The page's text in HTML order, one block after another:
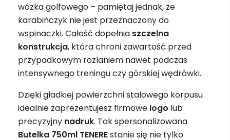
wózka golfowego – pamiętaj jednak, że
karabińczyk nie jest przeznaczony do
wspinaczki. Całość dopełnia szczelna
konstrukcja, która chroni zawartość przed
przypadkowym rozlaniem nawet podczas
intensywnego treningu czy górskiej wędrówki.
Dzięki gładkiej powierzchni stalowego korpusu
idealnie zaprezentujesz firmowe logo lub
precyzyjny nadruk. Tak spersonalizowana
Butelka 750ml TENEREstanie się nie tylko